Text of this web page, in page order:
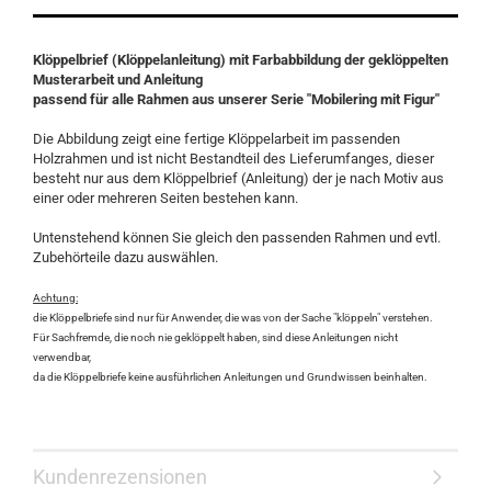
Klöppelbrief (Klöppelanleitung) mit Farbabbildung der geklöppelten
Musterarbeit und Anleitung
passend für alle Rahmen aus unserer Serie "Mobilering mit Figur"
Die Abbildung zeigt eine fertige Klöppelarbeit im passenden
Holzrahmen und ist nicht Bestandteil des Lieferumfanges, dieser
besteht nur aus dem Klöppelbrief (Anleitung) der je nach Motiv aus
einer oder mehreren Seiten bestehen kann.
Untenstehend können Sie gleich den passenden Rahmen und evtl.
Zubehörteile dazu auswählen.
Achtung:
die Klöppelbriefe sind nur für Anwender, die was von der Sache "klöppeln" verstehen.
Für Sachfremde, die noch nie geklöppelt haben, sind diese Anleitungen nicht
verwendbar,
da die Klöppelbriefe keine ausführlichen Anleitungen und Grundwissen beinhalten.
Kundenrezensionen